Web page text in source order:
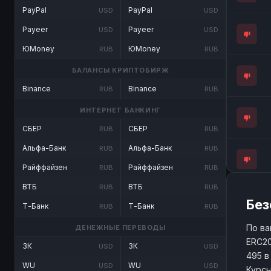
PayPal USD
Payeer USD
ЮMoney RUB
PayPal USD
Payeer USD
ЮMoney RUB
БАЛАНСЫ КРИПТОБИРЖ
Binance RUB Binance RUB
ИНТЕРНЕТ БАНКИНГ
СБЕР RUB
Альфа-Банк RUB
Райффайзен RUB
ВТБ RUB
Т-Банк RUB
СБЕР RUB
Альфа-Банк RUB
Райффайзен RUB
ВТБ RUB
Т-Банк RUB
ДЕНЕЖНЫЕ ПЕРЕВОДЫ
ЗК USD
WU USD
ЗК USD
WU USD
По
495 в